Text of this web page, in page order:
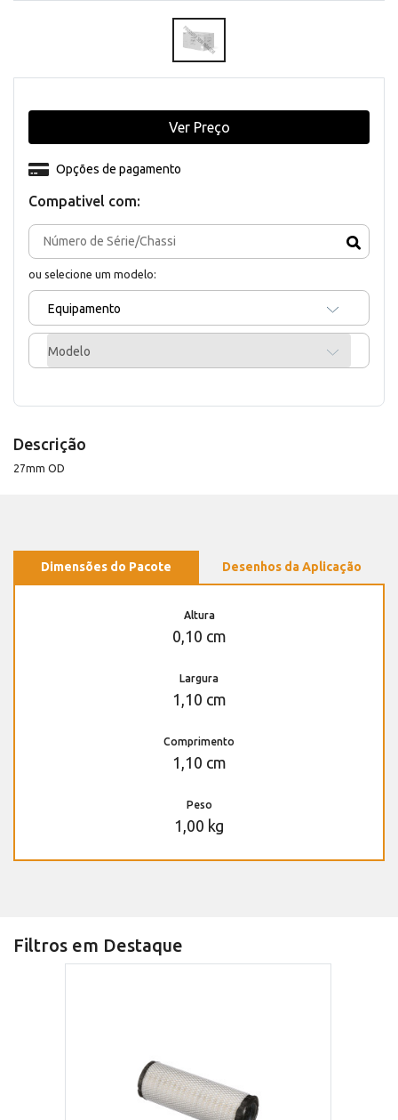
Compativel com:
ou selecione um modelo:
Equipamento
Modelo
Opções de pagamento
Ver Preço
Descrição
27mm OD
Dimensões do Pacote Desenhos da Aplicação
Altura
0,10 cm
Largura
1,10 cm
Comprimento
1,10 cm
Peso
1,00 kg
Filtros em Destaque